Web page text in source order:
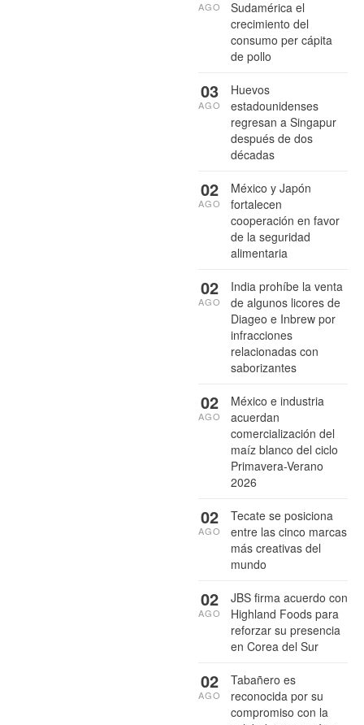
Sudamérica el
crecimiento del
consumo per cápita
de pollo
AGO
Huevos
estadounidenses
regresan a Singapur
después de dos
décadas
03
AGO
México y Japón
fortalecen
cooperación en favor
de la seguridad
alimentaria
02
AGO
India prohíbe la venta
de algunos licores de
Diageo e Inbrew por
infracciones
relacionadas con
saborizantes
02
AGO
México e industria
acuerdan
comercialización del
maíz blanco del ciclo
Primavera-Verano
2026
02
AGO
Tecate se posiciona
entre las cinco marcas
más creativas del
mundo
02
AGO
JBS firma acuerdo con
Highland Foods para
reforzar su presencia
en Corea del Sur
02
AGO
Tabañero es
reconocida por su
compromiso con la
02
AGO